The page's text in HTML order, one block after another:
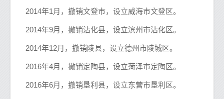
2014年1月，撤销文登市，设立威海市文登区。
2014年9月，撤销沾化县，设立滨州市沾化区。
2014年12月，撤销陵县，设立德州市陵城区。
2016年4月，撤销定陶县，设立菏泽市定陶区。
2016年6月，撤销垦利县，设立东营市垦利区。